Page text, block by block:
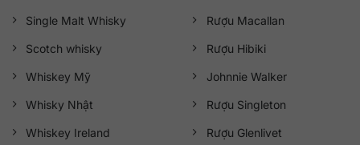
Single Malt Whisky
Scotch whisky
Whiskey Mỹ
Whisky Nhật
Whiskey Ireland
Rượu Macallan
Rượu Hibiki
Johnnie Walker
Rượu Singleton
Rượu Glenlivet